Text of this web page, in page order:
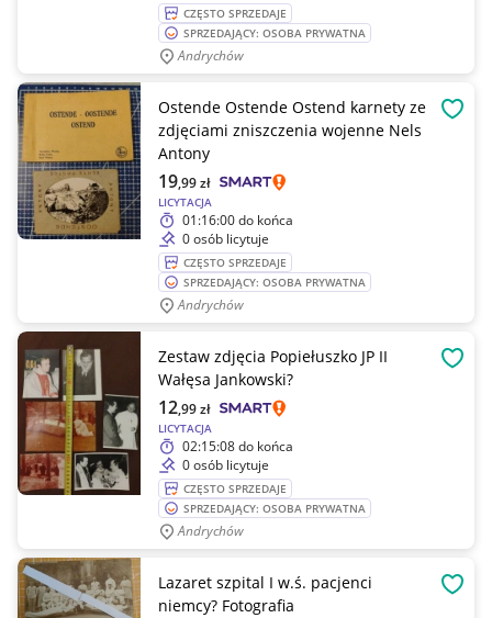
CZĘSTO SPRZEDAJE
SPRZEDAJĄCY: OSOBA PRYWATNA
Andrychów
Ostende Ostende Ostend karnety ze
zdjęciami zniszczenia wojenne Nels
Antony
LICYTACJA
19,99zł
01:16:00do końca
0 osób licytuje
CZĘSTO SPRZEDAJE
SPRZEDAJĄCY: OSOBA PRYWATNA
Andrychów
Zestaw zdjęcia Popiełuszko JP II
Wałęsa Jankowski?
LICYTACJA
12,99zł
02:15:08do końca
0 osób licytuje
CZĘSTO SPRZEDAJE
SPRZEDAJĄCY: OSOBA PRYWATNA
Andrychów
Lazaret szpital I w.ś. pacjenci
niemcy? Fotografia